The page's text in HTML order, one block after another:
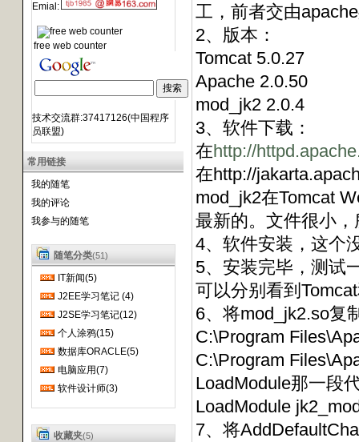
Emial:
free web counter
技术交流群:37417126(中国程序
员联盟)
常用链接
我的随笔
我的评论
我参与的随笔
随笔分类(51)
IT新闻(5)
J2EE学习笔记 (4)
J2SE学习笔记(12)
个人涂鸦(15)
数据库ORACLE(5)
电脑应用(7)
软件设计师(3)
收藏夹(5)
工，前者交由
2、版本：
Tomcat 5.0.27
Apache 2.0.50
mod_jk2 2.0.4
3、软件下载：
在http://
在http://
mod_jk2在Tomcat
最新的。文件很小
4、软件安装，这个
5、安装完毕，测试
可以分别看到
6、将mod_jk2.so复
C:\Program
C:\Program
LoadModule那一段
LoadModule
7、将